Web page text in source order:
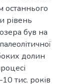
останнього
рівень
був на
долин
тис. років